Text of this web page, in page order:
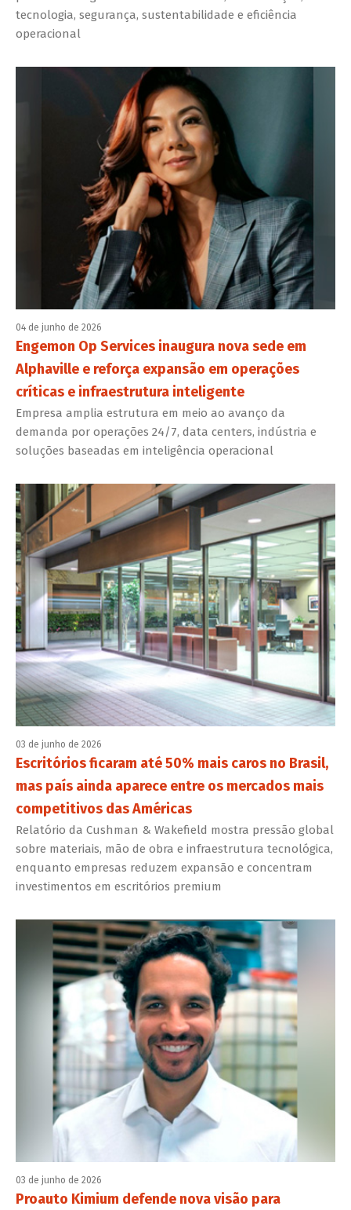
tecnologia, segurança, sustentabilidade e eficiência
operacional
04 de junho de 2026
Engemon Op Services inaugura nova sede em
Alphaville e reforça expansão em operações
críticas e infraestrutura inteligente
Empresa amplia estrutura em meio ao avanço da
demanda por operações 24/7, data centers, indústria e
soluções baseadas em inteligência operacional
03 de junho de 2026
Escritórios ficaram até 50% mais caros no Brasil,
mas país ainda aparece entre os mercados mais
competitivos das Américas
Relatório da Cushman & Wakefield mostra pressão global
sobre materiais, mão de obra e infraestrutura tecnológica,
enquanto empresas reduzem expansão e concentram
investimentos em escritórios premium
03 de junho de 2026
Proauto Kimium defende nova visão para